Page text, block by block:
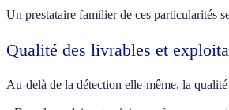
Un prestataire familier de ces particularités
Qualité des livrables et
Au-delà de la détection elle-même, la qualité